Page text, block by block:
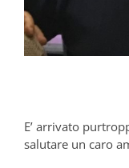
E’ arrivato
salutare un caro